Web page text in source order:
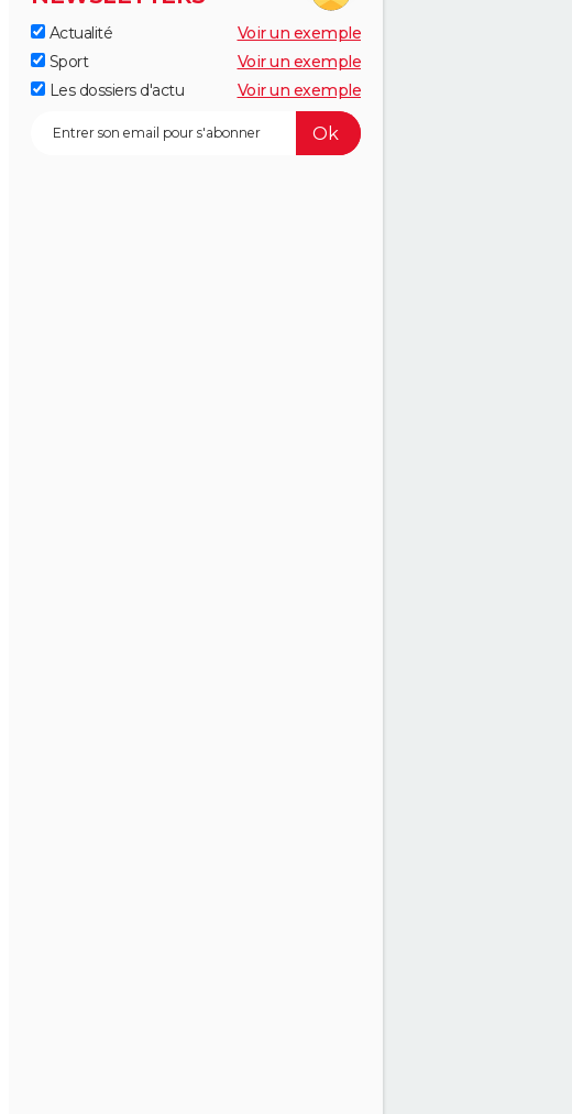
Actualité
Voir un exemple
Sport
Voir un exemple
Les dossiers d'actu
Voir un exemple